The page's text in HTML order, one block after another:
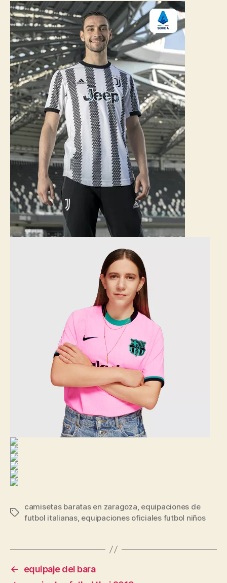
Etiquetas
camisetas baratas en zaragoza, equipaciones de
futbol italianas, equipaciones oficiales futbol niños
←
equipaje del bara